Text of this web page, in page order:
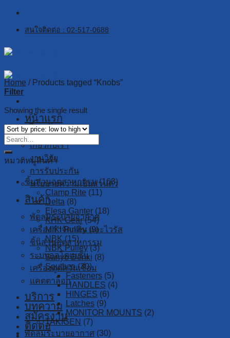
Skip
contentสนใจติดต่อ : 02-517-0688
หน้าแรก
เกี่ยวกับเรา
เกี่ยวกับเรา
งานวิจัย
การรับประกัน
นโยบายความเป็นส่วนตัว
สินค้า
พัดลมระบายอากาศ
เครื่องกำจัดกลิ่น และไวรัส
ชิ้นส่วนอุตสาหกรรม
ระบบออโตเมชั่น
เครื่องดูดควันเชื่อม
แคตตาล็อก
บริการ
บทความ
สมัครงาน
ติดต่อ
Home /Products tagged “Knobs”
Filter
Showing the single result
หมวดหมู่สินค้า
ชิ้นส่วนอุตสาหกรรม (163)
Clamp Rite (11)
Delta (8)
Elesa Ganter (18)
KHK Gear (54)
MIKI Pulley (9)
NBK (15)
NBK Pulley (3)
Sanyo Denki (8)
Southco (30)
Fasteners (5)
HANDLES (4)
HINGES (6)
Latches (9)
MONITOR MOUNTS (2)
TAKIGEN (7)
พัดลมระบายอากาศ (30)